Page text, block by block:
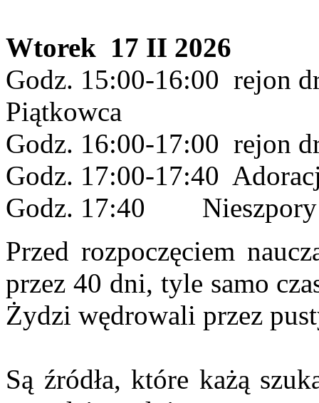
Wtorek 17 II 2026
Godz. 15:00-16:00 rejon
Piątkowca
Godz. 16:00-17:00 rejon
Godz. 17:00-17:40
Godz. 17:40 Nieszpory
Przed rozpoczęciem
przez 40 dni, tyle samo
Żydzi wędrowali przez
Są źródła, które każą